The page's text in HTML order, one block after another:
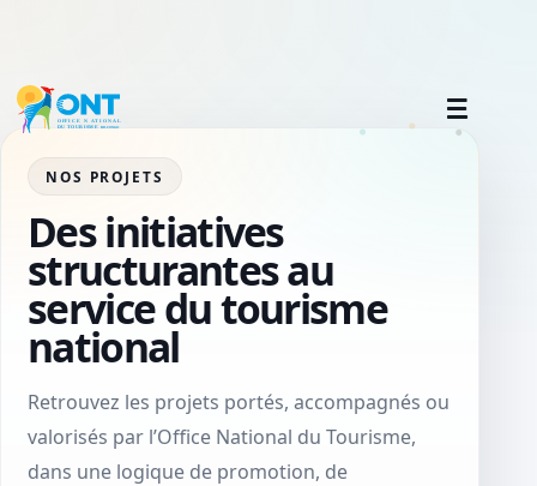
NOS PROJETS
Des initiatives
structurantes au
service du tourisme
national
Retrouvez les projets portés, accompagnés ou
valorisés par l’Office National du Tourisme,
dans une logique de promotion, de